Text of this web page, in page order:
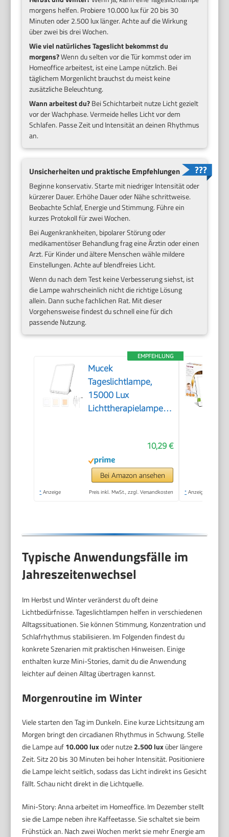
morgens helfen. Probiere 10.000 lux für 20 bis 30
Minuten oder 2.500 lux länger. Achte auf die Wirkung
über zwei bis drei Wochen.
Wie viel natürliches Tageslicht bekommst du
morgens?Wenn du selten vor die Tür kommst oder im
Homeoffice arbeitest, ist eine Lampe nützlich. Bei
täglichem Morgenlicht brauchst du meist keine
zusätzliche Beleuchtung.
Wann arbeitest du?Bei Schichtarbeit nutze Licht gezielt
vor der Wachphase. Vermeide helles Licht vor dem
Schlafen. Passe Zeit und Intensität an deinen Rhythmus
an.
Unsicherheiten und praktische Empfehlungen
Beginne konservativ. Starte mit niedriger Intensität oder
kürzerer Dauer. Erhöhe Dauer oder Nähe schrittweise.
Beobachte Schlaf, Energie und Stimmung. Führe ein
kurzes Protokoll für zwei Wochen.
Bei Augenkrankheiten, bipolarer Störung oder
medikamentöser Behandlung frag eine Ärztin oder einen
Arzt. Für Kinder und ältere Menschen wähle mildere
Einstellungen. Achte auf blendfreies Licht.
Wenn du nach dem Test keine Verbesserung siehst, ist
die Lampe wahrscheinlich nicht die richtige Lösung
allein. Dann suche fachlichen Rat. Mit dieser
Vorgehensweise findest du schnell eine für dich
passende Nutzung.
EMPFEHLUNG
Mucek
Tageslichtlampe,
15000 Lux
Lichttherapielampe,
Tageslicht, 3
Farbtemperaturen 5
Helligkeitsstufen
10,29 €
Bei Amazon ansehen
* Anzeige Preis inkl. MwSt., zzgl. Versandkosten * Anzeige
Typische Anwendungsfälle im
Jahreszeitenwechsel
Im Herbst und Winter veränderst du oft deine
Lichtbedürfnisse. Tageslichtlampen helfen in verschiedenen
Alltagssituationen. Sie können Stimmung, Konzentration und
Schlafrhythmus stabilisieren. Im Folgenden findest du
konkrete Szenarien mit praktischen Hinweisen. Einige
enthalten kurze Mini-Stories, damit du die Anwendung
leichter auf deinen Alltag übertragen kannst.
Morgenroutine im Winter
Viele starten den Tag im Dunkeln. Eine kurze Lichtsitzung am
Morgen bringt den circadianen Rhythmus in Schwung. Stelle
die Lampe auf10.000 luxoder nutze2.500 luxüber längere
Zeit. Sitz 20 bis 30 Minuten bei hoher Intensität. Positioniere
die Lampe leicht seitlich, sodass das Licht indirekt ins Gesicht
fällt. Schau nicht direkt in die Lichtquelle.
Mini-Story: Anna arbeitet im Homeoffice. Im Dezember stellt
sie die Lampe neben ihre Kaffeetasse. Sie schaltet sie beim
Frühstück an. Nach zwei Wochen merkt sie mehr Energie am